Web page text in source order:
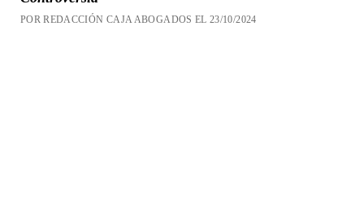
POR REDACCIÓN CAJA ABOGADOS EL 23/10/2024